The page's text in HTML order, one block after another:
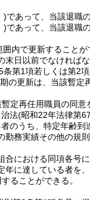
)であって、当該退職
)であって、当該退職
内で更新することが
日以前でなければな
第1項若しくは第2
の更新は、当該暫
定再任用職員の同意
法(昭和22年法律第
のうち、特定年齢
務実績その他の規
における同項各号
に達している者を
ることができる。